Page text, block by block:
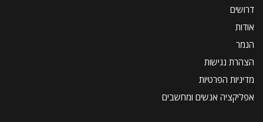
דרושים
אודות
הנמר
הצהרת נגישות
מדיניות הפרטיות
אפליקציה אנשים ומחשבים